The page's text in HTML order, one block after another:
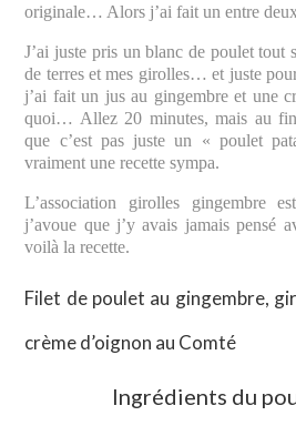
originale… Alors j’ai fait un entre
J’ai juste pris un blanc de poulet tout
de terres et mes girolles… et juste
j’ai fait un jus au gingembre et une
quoi… Allez 20 minutes, mais au
que c’est pas juste un « poulet
vraiment une recette sympa.
L’association girolles gingembre
j’avoue que j’y avais jamais pensé
voilà la recette.
Filet de poulet au gingembre,
crème d’oignon au Comté
Ingrédients du